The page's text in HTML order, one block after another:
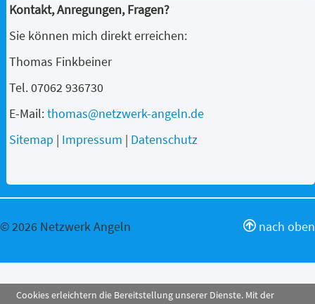
Kontakt, Anregungen, Fragen?
Sie können mich direkt erreichen:
Thomas Finkbeiner
Tel. 07062 936730
E-Mail:thomas@netzwerk-angeln.de
Sitemap | Impressum | Datenschutz
nach oben
© 2026 Netzwerk Angeln
Cookies erleichtern die Bereitstellung unserer Dienste. Mit der